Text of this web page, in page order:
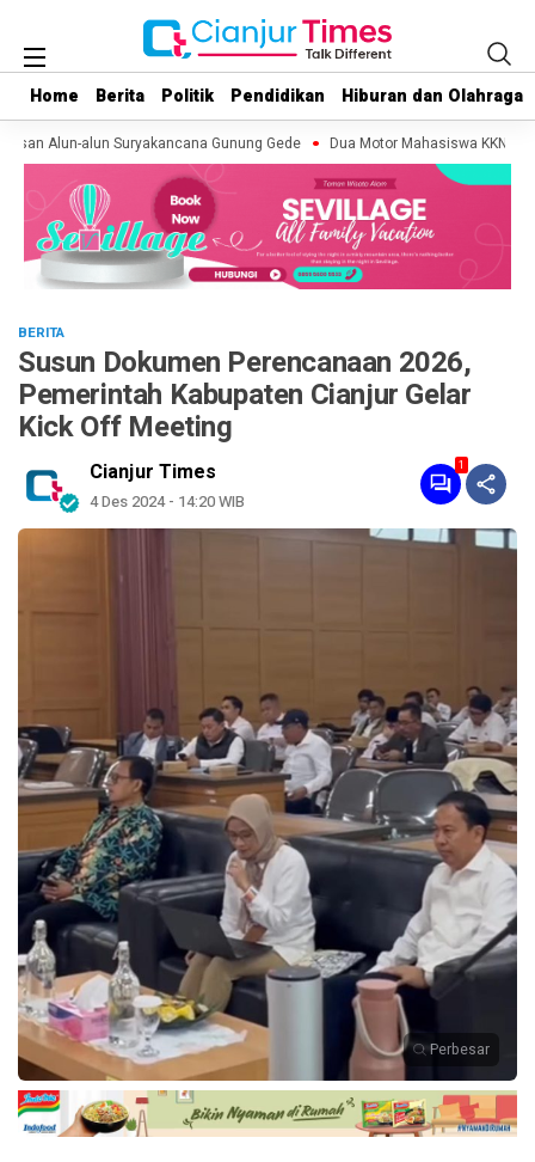
Home Berita Politik Pendidikan Hiburan dan Olahraga
Home Berita Politik Pendidikan Hiburan dan Olahraga
Alun-alun Suryakancana Gunung Gede Dua Motor Mahasiswa KKN di
BERITA
Susun Dokumen Perencanaan 2026,
Pemerintah Kabupaten Cianjur Gelar
Kick Off Meeting
Cianjur Times
4 Des 2024 - 14:20 WIB
1
Perbesar